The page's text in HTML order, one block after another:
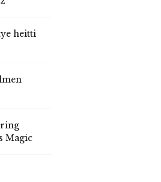
heitti
Magic